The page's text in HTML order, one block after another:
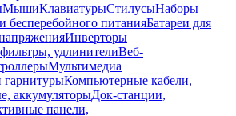
МышиКлавиатурыСтилусыНаборы
бесперебойного питанияБатареи для
Инверторы
удлинителиВеб-
Мультимедиа
Компьютерные кабели,
аккумуляторыДок-станции,
панели,